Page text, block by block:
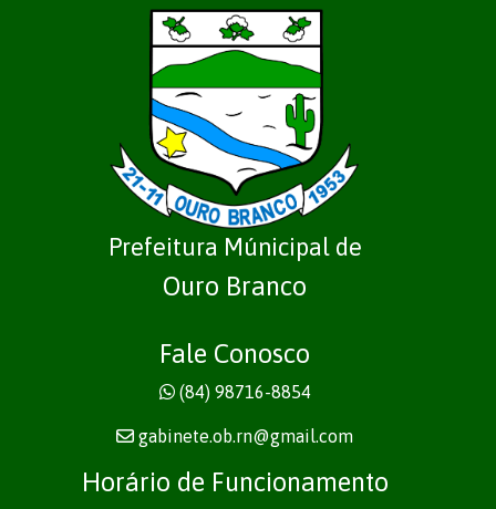
Prefeitura Múnicipal de
Ouro Branco
Fale Conosco
(84) 98716-8854
gabinete.ob.rn@gmail.com
Horário de Funcionamento